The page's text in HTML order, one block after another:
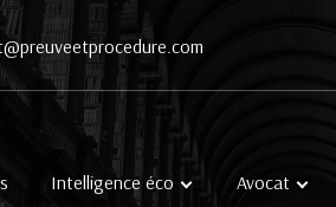
Intelligence éco Avocat